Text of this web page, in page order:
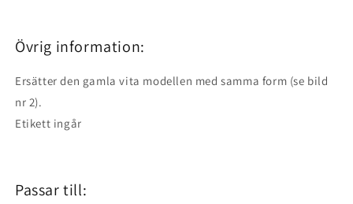
Övrig information:
Ersätter den gamla vita modellen med samma form (se bild
nr 2).
Etikett ingår
Passar till: